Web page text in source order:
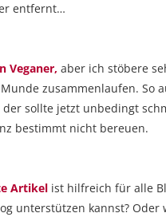
entfernt…
Veganer, aber ich stöbere
zusammenlaufen. So
sollte jetzt unbedingt
bestimmt nicht bereuen.
Artikel ist hilfreich für alle
unterstützen kannst?